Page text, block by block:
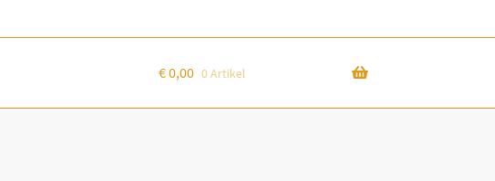
€0,00 0 Artikel